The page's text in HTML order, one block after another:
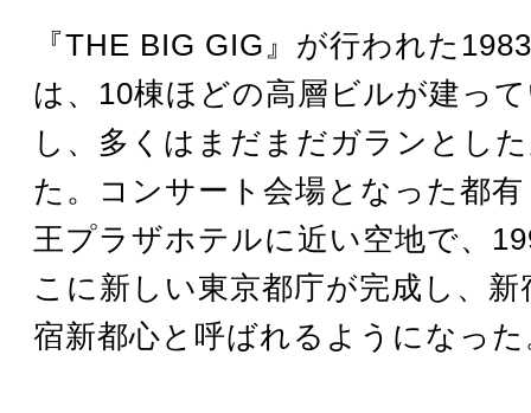
『THE BIG GIG』が行われた
は、10棟ほどの高層ビルが建っ
し、多くはまだまだガランとし
た。コンサート会場となった都
王プラザホテルに近い空地で、
こに新しい東京都庁が完成し、新
宿新都心と呼ばれるようになった